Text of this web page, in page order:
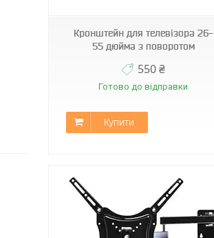
Кронштейн для телевізора 26-
55 дюйма з поворотом
550 ₴
Готово до відправки
Купити